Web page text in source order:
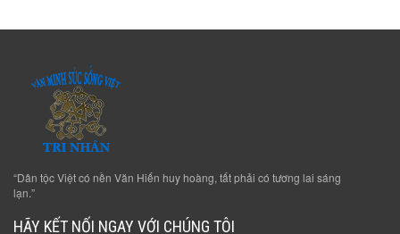
“Dân tộc Việt có nền Văn Hiến huy hoàng, tất phải có tương lai sáng
lạn.”
HÃY KẾT NỐI NGAY VỚI CHÚNG TÔI